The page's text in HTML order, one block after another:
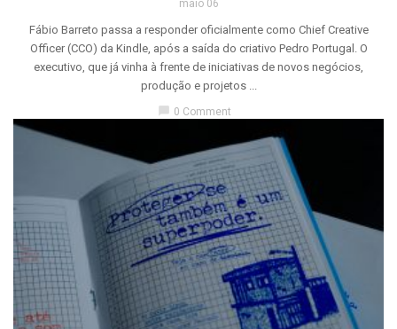
maio 06
Fábio Barreto passa a responder oficialmente como Chief Creative
Officer (CCO) da Kindle, após a saída do criativo Pedro Portugal. O
executivo, que já vinha à frente de iniciativas de novos negócios,
produção e projetos ...
0 Comment